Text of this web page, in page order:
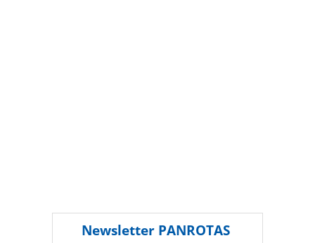
Newsletter PANROTAS